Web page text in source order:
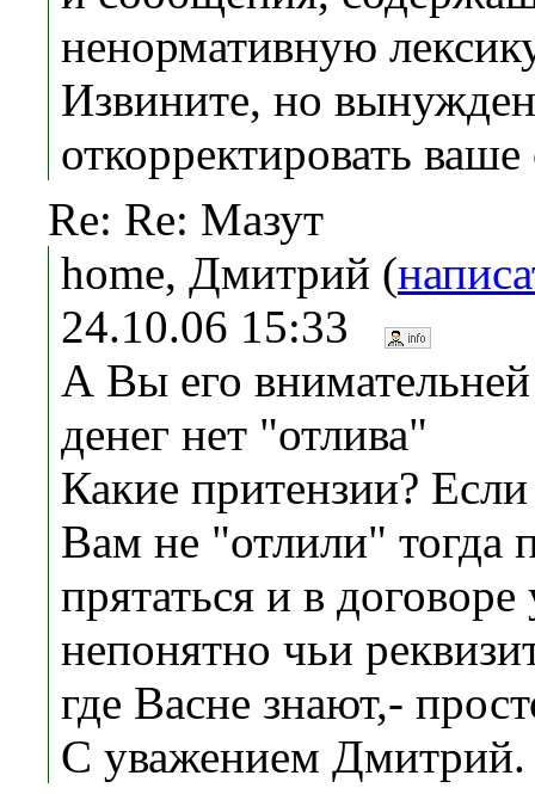
ненормативную
Извините, но
откорректировать
Re: Re: Мазут
home, Дмитрий (
24.10.06 15:33
А Вы его
денег нет "отлива"
Какие притензии?
Вам не "отлили" тогда
прятаться и в договоре
непонятно чьи
где Васне знают,-
С уважением Дмитрий.